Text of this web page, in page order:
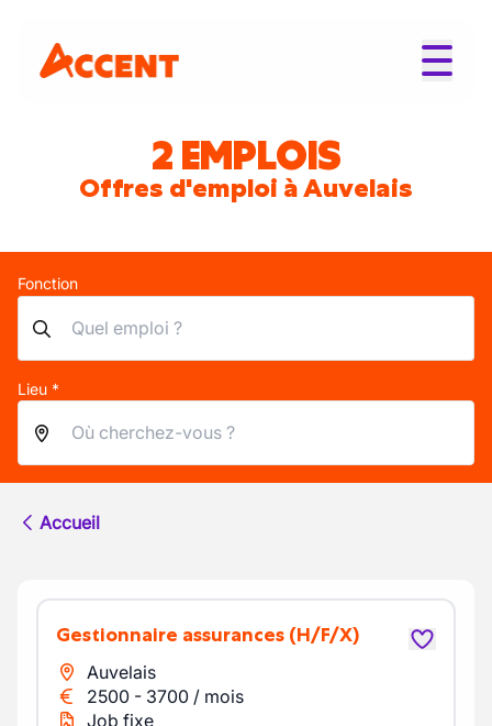
2 EMPLOIS
Offres d'emploi à Auvelais
Fonction
Lieu *
Accueil
Gestionnaire assurances (H/F/X)
Auvelais
2500 - 3700 / mois
Job fixe